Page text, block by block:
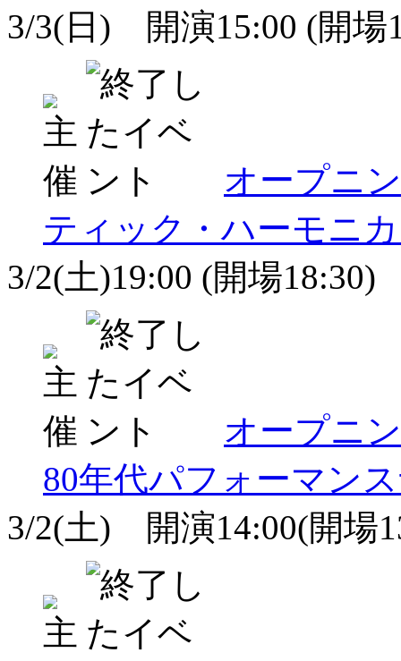
3/3(日) 開演15:00 (開場
オープニ
ティック・ハーモニ
3/2(土)19:00 (開場18:30)
オープニ
80年代パフォーマン
3/2(土) 開演14:00(開場